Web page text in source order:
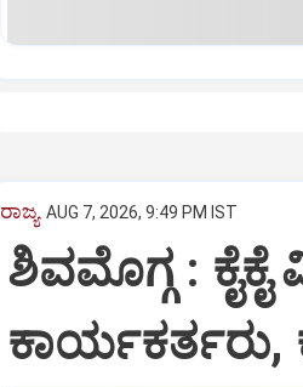
ರಾಜ್ಯ AUG 7, 2026, 9:49 PM IST
ಶಿವಮೊಗ್ಗ :
ಕಾರ್ಯಕರ್ತರು,